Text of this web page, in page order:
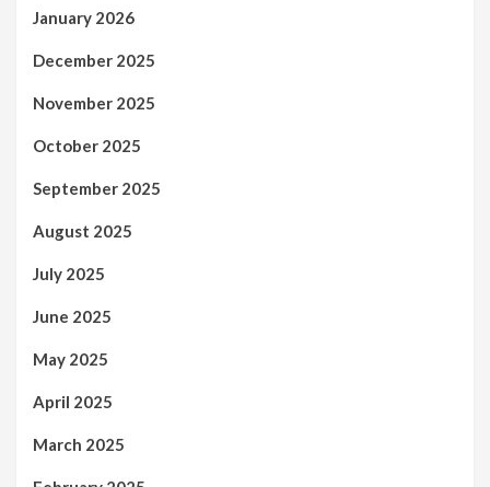
January 2026
December 2025
November 2025
October 2025
September 2025
August 2025
July 2025
June 2025
May 2025
April 2025
March 2025